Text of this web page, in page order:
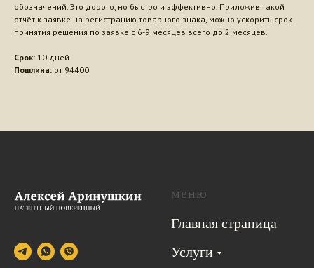
обозначений. Это дорого, но быстро и эффективно. Приложив такой
отчёт к заявке на регистрацию товарного знака, можно ускорить срок
принятия решения по заявке с 6-9 месяцев всего до 2 месяцев.
Срок: 10 дней
Пошлина: от 94400
меню
Главная страница
Услуги